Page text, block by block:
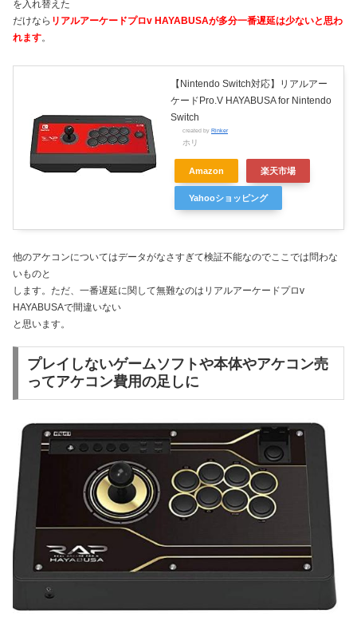
を入れ替えた
だけなら リアルアーケードプロv HAYABUSAが多分一番遅延は少ないと思わ
れます。
【Nintendo Switch対応】リアルアー
ケードPro.V HAYABUSA for Nintendo
Switch
created by Rinker
ホリ
Amazon 楽天市場
Yahooショッピング
他のアケコンについてはデータがなさすぎて検証不能なのでここでは問わな
いものと
します。ただ、一番遅延に関して無難なのはリアルアーケードプロv
HAYABUSAで間違いない
と思います。
プレイしないゲームソフトや本体やアケコン売
ってアケコン費用の足しに